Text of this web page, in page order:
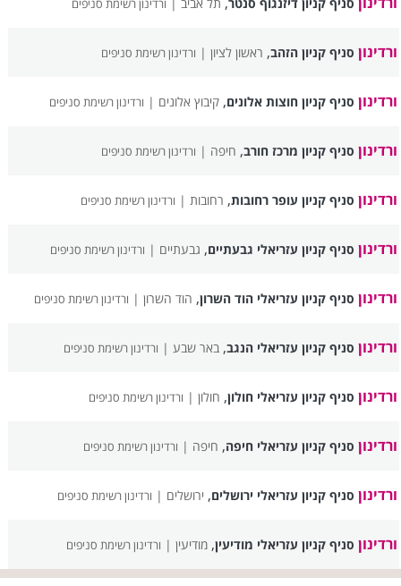
סניף קניון דיזנגוף סנטר תל אביב | ורדינון רשימת סניפים
ורדינון סניף קניון הזהב, ראשון לציון | ורדינון רשימת סניפים
ורדינון סניף קניון חוצות אלונים,קיבוץ אלונים | ורדינון רשימת סניפים
ורדינון סניף קניון מרכז חורב, חיפה | ורדינון רשימת סניפים
ורדינון סניף קניון עופר רחובות, רחובות | ורדינון רשימת סניפים
ורדינון סניף קניון עזריאלי גבעתיים, גבעתיים | ורדינון רשימת סניפים
ורדינון סניף קניון עזריאלי הוד השרון, הוד השרון | ורדינון רשימת סניפים
ורדינון סניף קניון עזריאלי הנגב,באר שבע | ורדינון רשימת סניפים
ורדינון סניף קניון עזריאלי חולון, חולון | ורדינון רשימת סניפים
ורדינון סניף קניון עזריאלי חיפה, חיפה | ורדינון רשימת סניפים
ורדינון סניף קניון עזריאלי ירושלים, ירושלים | ורדינון רשימת סניפים
ורדינון סניף קניון עזריאלי מודיעין,מודיעין | ורדינון רשימת סניפים